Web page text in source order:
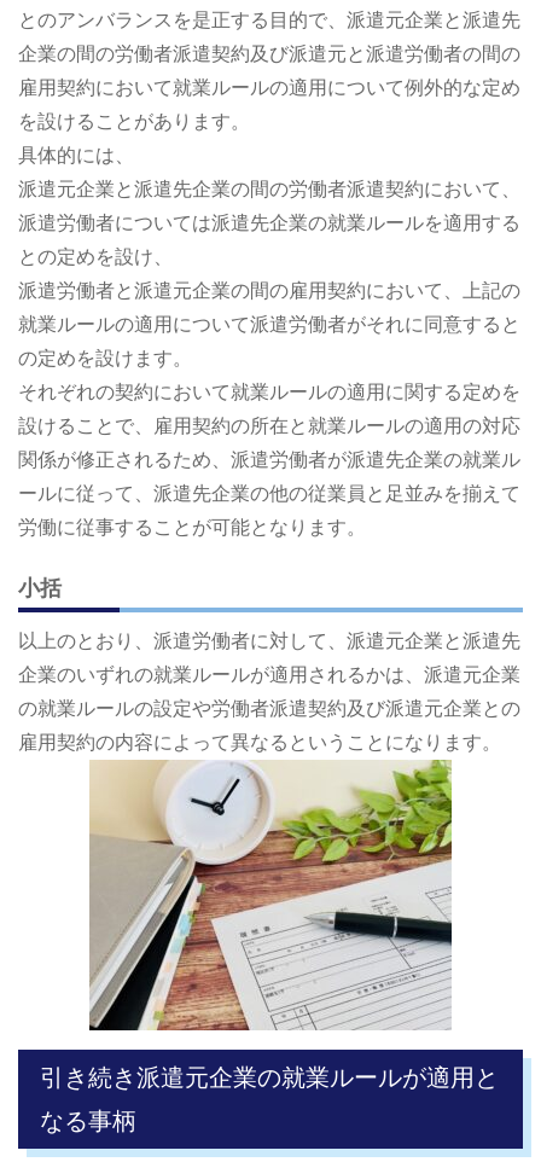
とのアンバランスを是正する目的で、派遣元企業と派遣先
企業の間の労働者派遣契約及び派遣元と派遣労働者の間の
雇用契約において就業ルールの適用について例外的な定め
を設けることがあります。
具体的には、
派遣元企業と派遣先企業の間の労働者派遣契約において、
派遣労働者については派遣先企業の就業ルールを適用する
との定めを設け、
派遣労働者と派遣元企業の間の雇用契約において、上記の
就業ルールの適用について派遣労働者がそれに同意すると
の定めを設けます。
それぞれの契約において就業ルールの適用に関する定めを
設けることで、雇用契約の所在と就業ルールの適用の対応
関係が修正されるため、派遣労働者が派遣先企業の就業ル
ールに従って、派遣先企業の他の従業員と足並みを揃えて
労働に従事することが可能となります。
小括
以上のとおり、派遣労働者に対して、派遣元企業と派遣先
企業のいずれの就業ルールが適用されるかは、派遣元企業
の就業ルールの設定や労働者派遣契約及び派遣元企業との
雇用契約の内容によって異なるということになります。
引き続き派遣元企業の就業ルールが適用と
なる事柄